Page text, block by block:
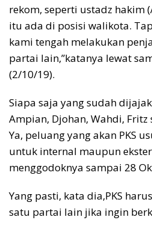
rekom, seperti ustadz hakim
itu ada di posisi walikota.
kami tengah melakukan
partai lain,”katanya lewat
(2/10/19).
Siapa saja yang sudah
Ampian, Djohan, Wahdi,
Ya, peluang yang akan PKS
untuk internal maupun
menggodoknya sampai 28
Yang pasti, kata dia,PKS
satu partai lain jika ingin